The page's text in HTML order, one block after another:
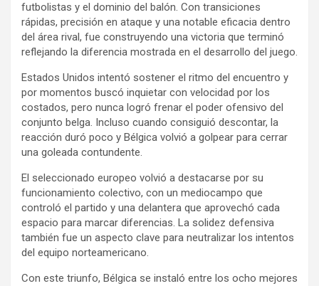
futbolistas y el dominio del balón. Con transiciones
rápidas, precisión en ataque y una notable eficacia dentro
del área rival, fue construyendo una victoria que terminó
reflejando la diferencia mostrada en el desarrollo del juego.
Estados Unidos intentó sostener el ritmo del encuentro y
por momentos buscó inquietar con velocidad por los
costados, pero nunca logró frenar el poder ofensivo del
conjunto belga. Incluso cuando consiguió descontar, la
reacción duró poco y Bélgica volvió a golpear para cerrar
una goleada contundente.
El seleccionado europeo volvió a destacarse por su
funcionamiento colectivo, con un mediocampo que
controló el partido y una delantera que aprovechó cada
espacio para marcar diferencias. La solidez defensiva
también fue un aspecto clave para neutralizar los intentos
del equipo norteamericano.
Con este triunfo, Bélgica se instaló entre los ocho mejores